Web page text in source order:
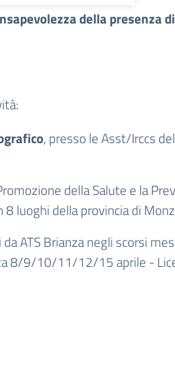
della presenza
, presso le Asst/Irccs
della Salute e la
luoghi della provincia di
ATS Brianza negli scorsi
8/9/10/11/12/15 aprile -